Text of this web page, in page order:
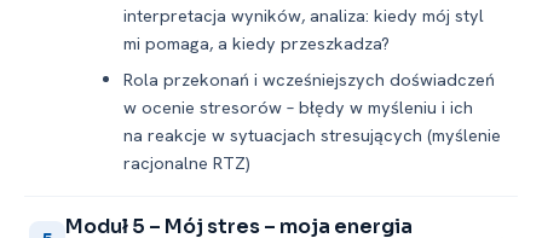
interpretacja wyników, analiza: kiedy mój styl
mi pomaga, a kiedy przeszkadza?
Rola przekonań i wcześniejszych doświadczeń
w ocenie stresorów – błędy w myśleniu i ich
na reakcje w sytuacjach stresujących (myślenie
racjonalne RTZ)
Moduł 5 – Mój stres – moja energia